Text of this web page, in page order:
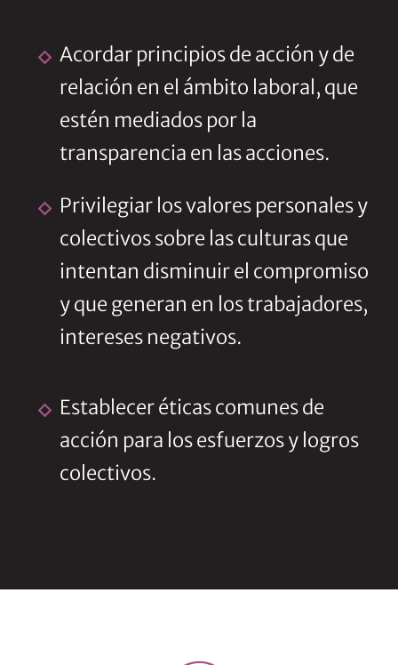
Acordar principios de acción y de
relación en el ámbito laboral, que
estén mediados por la
transparencia en las acciones.
Privilegiar los valores personales y
colectivos sobre las culturas que
intentan disminuir el compromiso
y que generan en los trabajadores,
intereses negativos.
Establecer éticas comunes de
acción para los esfuerzos y logros
colectivos.